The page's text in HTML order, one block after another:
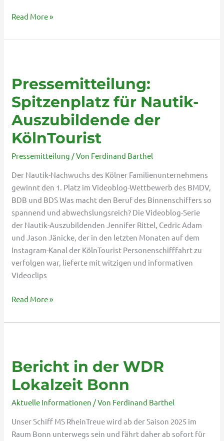
Read More »
Pressemitteilung:
Spitzenplatz für Nautik-
Auszubildende der
KölnTourist
Pressemitteilung / Von Ferdinand Barthel
Der Nautik-Nachwuchs des Kölner Familienunternehmens
gewinnt den 1. Platz im Videoblog-Wettbewerb des BMDV,
BDB und BDS Was macht den Beruf des Binnenschiffers so
spannend und abwechslungsreich? Die Videoblog-Serie
der Nautik-Auszubildenden Jennifer Rittel, Cedric Adam
und Jason Jänicke, der in den letzten Monaten auf dem
Instagram-Kanal der KölnTourist Personenschifffahrt zu
verfolgen war, lieferte mit witzigen und informativen
Videoclips
für
Nautik-
Auszubildende
der
KölnTourist
Read More »
Bericht in der WDR
Lokalzeit Bonn
Aktuelle Informationen / Von Ferdinand Barthel
Unser Schiff MS RheinTreue wird ab der Saison 2025 im
Raum Bonn unterwegs sein und fährt daher ab sofort für
der
WDR
Lokalzeit
Bonn